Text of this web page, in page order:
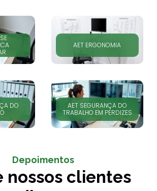
AET ERGONOMIA
DO
AET SEGURANÇA DO
TRABALHO EM PERDIZES
Depoimentos
nossos clientes